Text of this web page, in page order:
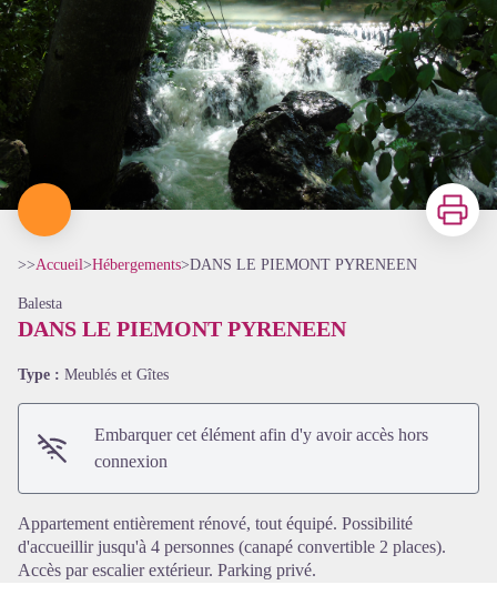
Voir l'image en plein écran
Imprimer
>>Accueil>Hébergements>DANS LE PIEMONT PYRENEEN
Balesta
DANS LE PIEMONT PYRENEEN
Type : Meublés et Gîtes
Embarquer cet élément afin d'y avoir accès hors
connexion
Appartement entièrement rénové, tout équipé. Possibilité
d'accueillir jusqu'à 4 personnes (canapé convertible 2 places).
Accès par escalier extérieur. Parking privé.